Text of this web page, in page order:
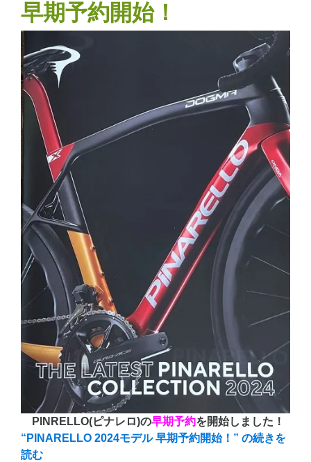
早期予約開始！
PINRELLO(ピナレロ)の早期予約を開始しました！
“PINARELLO 2024モデル 早期予約開始！” の続きを
読む